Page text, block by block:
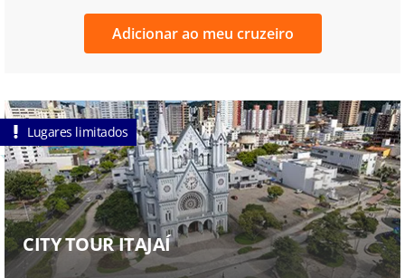
Adicionar ao meu cruzeiro
Lugares limitados
CITY TOUR ITAJAÍ